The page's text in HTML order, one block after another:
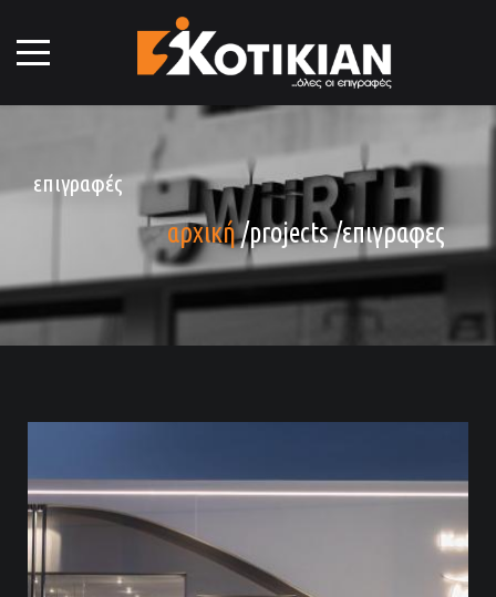
επιγραφές
αρχική/projects/επιγραφες